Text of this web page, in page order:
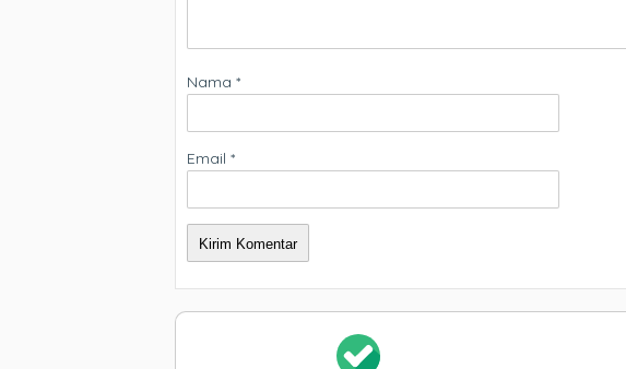
Nama *
Email *